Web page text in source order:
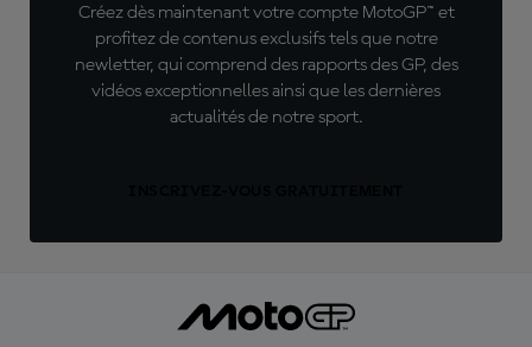
Créez dès maintenant votre compte MotoGP™ et
profitez de contenus exclusifs tels que notre
newletter, qui comprend des rapports des GP, des
vidéos exceptionnelles ainsi que les dernières
actualités de notre sport.